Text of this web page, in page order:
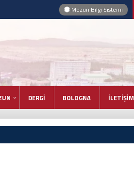
Mezun Bilgi Sistemi
DERGİ BOLOGNA İLETİŞİM